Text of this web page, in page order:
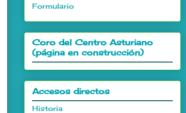
Formulario
Coro del Centro Asturiano
(página en construcción)
Accesos directos
Historia